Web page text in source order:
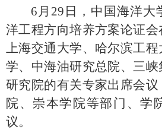
6 月 29 日，中国海洋大
洋工程方向培养方案论证
上海交通大学、哈尔滨工
学、中海油研究总院、三
研究院的有关专家出席会
院、崇本学院等部门、学
议。